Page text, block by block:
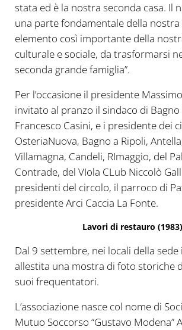
stata ed è la nostra seconda casa. Il
una parte fondamentale della nostra
elemento così importante della
culturale e sociale, da trasformarsi
seconda grande famiglia”.
Per l’occasione il presidente
invitato al pranzo il sindaco di Bagno
Francesco Casini, e i presidente dei
OsteriaNuova, Bagno a Ripoli,
Villamagna, Candeli, RImaggio, del
Contrade, del VIola CLub Niccolò
presidenti del circolo, il parroco di
presidente Arci Caccia La Fonte.
Lavori di restauro (1983)
Dal 9 settembre, nei locali della sede
allestita una mostra di foto storiche
suoi frequentatori.
L’associazione nasce col nome di
Mutuo Soccorso “Gustavo Modena”